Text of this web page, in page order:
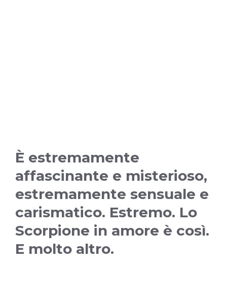
È estremamente
affascinante e misterioso,
estremamente sensuale e
carismatico. Estremo. Lo
Scorpione in amore è così.
E molto altro.